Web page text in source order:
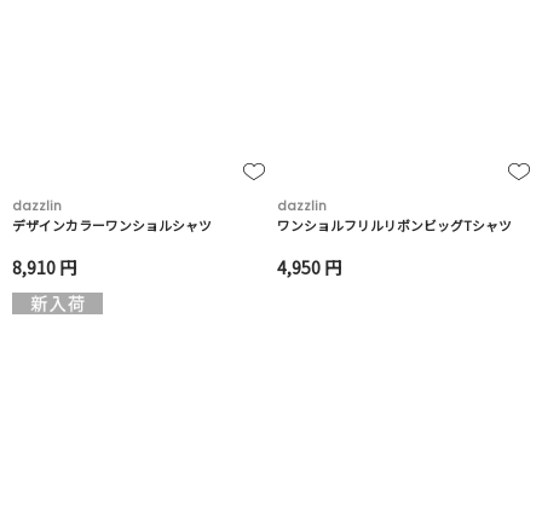
dazzlin
デザインカラーワンショルシャツ
8,910 円
dazzlin
ワンショルフリルリボンビッグTシャツ
4,950 円